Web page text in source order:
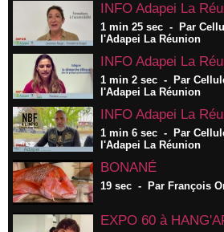
INFO Adapei La
1 min 25 sec-
Par
l'Adapei La Réunion
INFO Adapei La
1 min 2 sec-
Par
l'Adapei La Réunion
INFO Adapei La
1 min 6 sec-
Par
l'Adapei La Réunion
BONANÉ
19 sec- Par François
EXPO 60 à